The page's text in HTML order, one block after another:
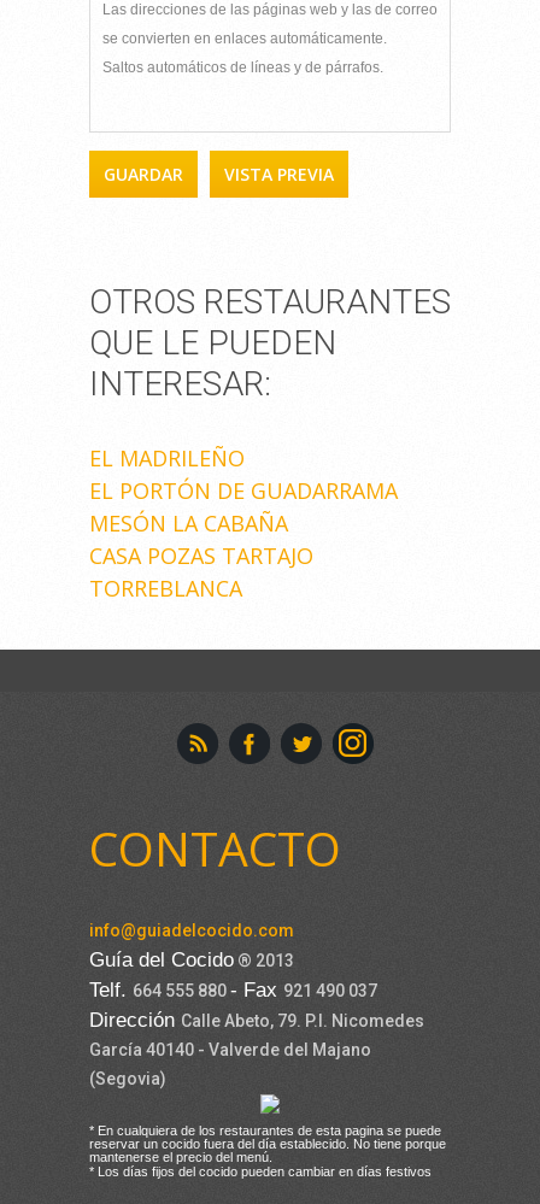
Las direcciones de las páginas web y las de correo
se convierten en enlaces automáticamente.
Saltos automáticos de líneas y de párrafos.
OTROS RESTAURANTES
QUE LE PUEDEN
INTERESAR:
EL MADRILEÑO
EL PORTÓN DE GUADARRAMA
MESÓN LA CABAÑA
CASA POZAS TARTAJO
TORREBLANCA
CONTACTO
info@guiadelcocido.com
Guía del Cocido ® 2013
Telf. 664 555 880- Fax 921 490 037
Dirección Calle Abeto, 79. P.I. Nicomedes
García 40140 - Valverde del Majano
(Segovia)
* En cualquiera de los restaurantes de esta pagina se puede
reservar un cocido fuera del día establecido. No tiene porque
mantenerse el precio del menú.
* Los días fijos del cocido pueden cambiar en días festivos